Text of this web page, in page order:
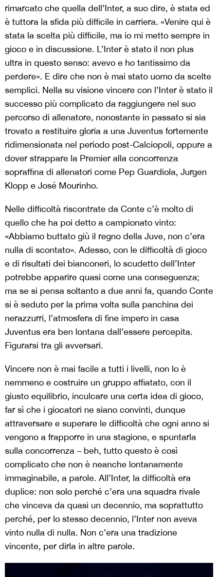
rimarcato che quella dell’Inter, a suo dire, è stata ed
è tuttora la sfida più difficile in carriera. «Venire qui è
stata la scelta più difficile, ma io mi metto sempre in
gioco e in discussione. L’Inter è stato il non plus
ultra in questo senso: avevo e ho tantissimo da
perdere». E dire che non è mai stato uomo da scelte
semplici. Nella su visione vincere con l’Inter è stato il
successo più complicato da raggiungere nel suo
percorso di allenatore, nonostante in passato si sia
trovato a restituire gloria a una Juventus fortemente
ridimensionata nel periodo post-Calciopoli, oppure a
dover strappare la Premier alla concorrenza
sopraffina di allenatori come Pep Guardiola, Jurgen
Klopp e José Mourinho.
Nelle difficoltà riscontrate da Conte c’è molto di
quello che ha poi detto a campionato vinto:
«Abbiamo buttato giù il regno della Juve, non c’era
nulla di scontato». Adesso, con le difficoltà di gioco
e di risultati dei bianconeri, lo scudetto dell’Inter
potrebbe apparire quasi come una conseguenza;
ma se si pensa soltanto a due anni fa, quando Conte
si è seduto per la prima volta sulla panchina dei
nerazzurri, l’atmosfera di fine impero in casa
Juventus era ben lontana dall’essere percepita.
Figurarsi tra gli avversari.
Vincere non è mai facile a tutti i livelli, non lo è
nemmeno e costruire un gruppo affiatato, con il
giusto equilibrio, inculcare una certa idea di gioco,
far sì che i giocatori ne siano convinti, dunque
attraversare e superare le difficoltà che ogni anno si
vengono a frapporre in una stagione, e spuntarla
sulla concorrenza – beh, tutto questo è così
complicato che non è neanche lontanamente
immaginabile, a parole. All’Inter, la difficoltà era
duplice: non solo perché c’era una squadra rivale
che vinceva da quasi un decennio, ma soprattutto
perché, per lo stesso decennio, l’Inter non aveva
vinto nulla di nulla. Non c’era una tradizione
vincente, per dirla in altre parole.